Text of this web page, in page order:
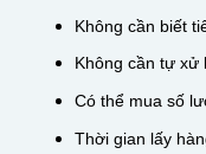
Không cần biết
Không cần tự xử
Có thể mua số
Thời gian lấy